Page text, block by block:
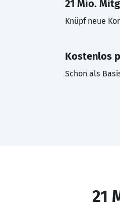
21 Mio.
Knüpf neue
Kostenlos
Schon als
21